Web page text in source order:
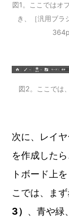
図1。ここではオ
き、［汎用ブラ
図2。ここでは
次に、レイ
を作成した
トボード上
こでは、ま
3） 、青や緑